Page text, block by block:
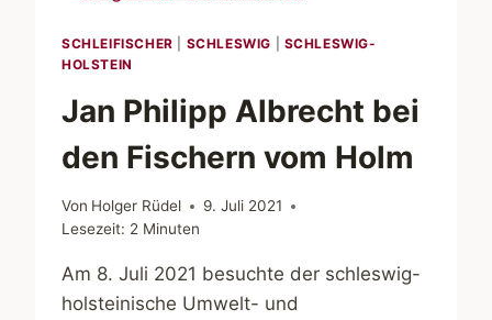
SCHLEIFISCHER SCHLESWIG
SCHLESWIG-
HOLSTEIN
Jan Philipp Albrecht bei
den Fischern vom Holm
Von Holger Rüdel
9. Juli 2021
Lesezeit: 2 Minuten
Am 8. Juli 2021 besuchte der schleswig-
holsteinische Umwelt- und